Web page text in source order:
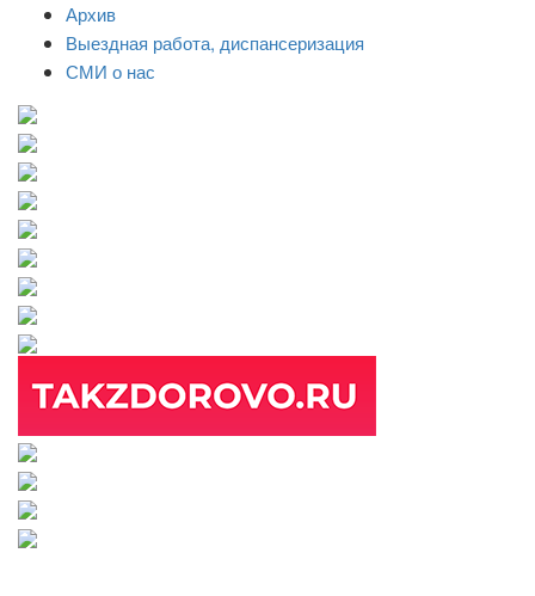
Архив
Выездная работа, диспансеризация
СМИ о нас